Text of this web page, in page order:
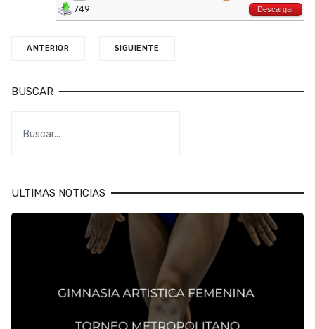
749
Descargar
ANTERIOR SIGUIENTE
BUSCAR
ULTIMAS NOTICIAS